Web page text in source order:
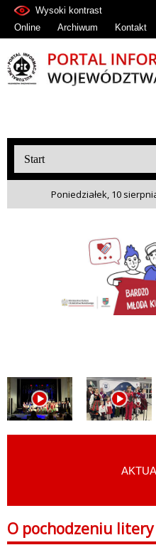
Wysoki kontrast
Online
Archiwum Kontakt
Poniedziałek, 10
O pochodzeniu litery